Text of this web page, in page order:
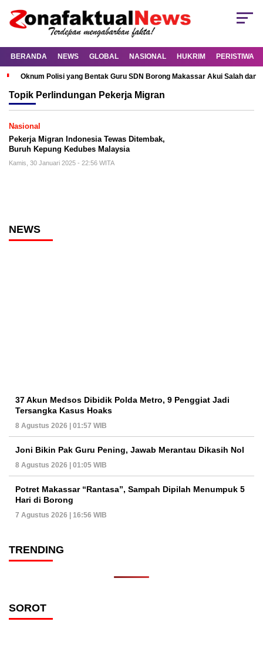
BERANDA NEWS GLOBAL NASIONAL HUKRIM PERISTIWA
Oknum Polisi yang Bentak Guru SDN Borong Makassar Akui Salah dan
Topik Perlindungan Pekerja Migran
Nasional
Pekerja Migran Indonesia Tewas Ditembak,
Buruh Kepung Kedubes Malaysia
Kamis, 30 Januari 2025 - 22:56 WITA
NEWS
37 Akun Medsos Dibidik Polda Metro, 9 Penggiat Jadi
Tersangka Kasus Hoaks
8 Agustus 2026 | 01:57 WIB
Joni Bikin Pak Guru Pening, Jawab Merantau Dikasih Nol
8 Agustus 2026 | 01:05 WIB
Potret Makassar “Rantasa”, Sampah Dipilah Menumpuk 5
Hari di Borong
7 Agustus 2026 | 16:56 WIB
TRENDING
SOROT